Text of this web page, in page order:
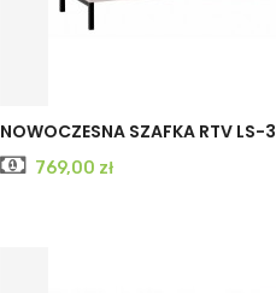
CASHMERE
INDIGO
NOWOCZESNA SZAFKA RTV LS-3
Cena
769,00 zł